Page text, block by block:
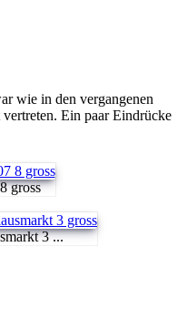
wie in den vergangenen
Ein paar Eindrücke
gross
3 ...